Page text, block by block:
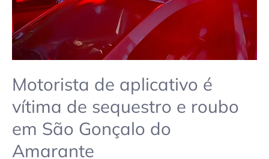
Motorista de aplicativo é
vítima de sequestro e roubo
em São Gonçalo do
Amarante
roubo
em
São
Gonçalo
do
Amarante